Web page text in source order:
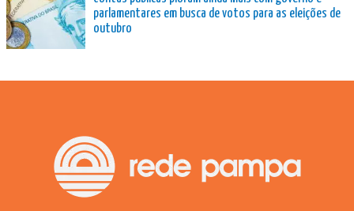
parlamentares em busca de votos para as eleições de
outubro